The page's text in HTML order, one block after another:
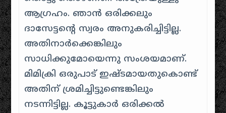
ആഗ്രഹം. ഞാന്‍ ഒരിക്കലും
ദാസേട്ടന്റെ സ്വരം അനുകരിച്ചിട്ടില്ല.
അതിനാര്‍ക്കെങ്കിലും
സാധിക്കുമോയെന്നു സംശയമാണ്.
മിമിക്രി ഒരുപാട് ഇഷ്ടമായതുകൊണ്ട്
അതിന് ശ്രമിച്ചിട്ടുണ്ടെങ്കിലും
നടന്നിട്ടില്ല. കൂട്ടുകാര്‍ ഒരിക്കല്‍